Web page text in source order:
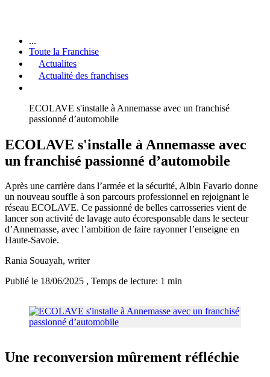
...
Toute la Franchise
Actualites
Actualité des franchises
ECOLAVE s'installe à Annemasse avec un franchisé
passionné d’automobile
ECOLAVE s'installe à Annemasse avec
un franchisé passionné d’automobile
Après une carrière dans l’armée et la sécurité, Albin Favario donne
un nouveau souffle à son parcours professionnel en rejoignant le
réseau ECOLAVE. Ce passionné de belles carrosseries vient de
lancer son activité de lavage auto écoresponsable dans le secteur
d’Annemasse, avec l’ambition de faire rayonner l’enseigne en
Haute-Savoie.
Rania Souayah, writer
Publié le 18/06/2025 , Temps de lecture: 1 min
Une reconversion mûrement réfléchie